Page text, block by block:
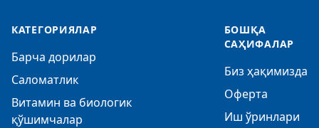
КАТЕГОРИЯЛАР
Барча дорилар
Саломатлик
Витамин ва биологик
қўшимчалар
БОШҚА
САҲИФАЛАР
Биз ҳақимизда
Оферта
Иш ўринлари